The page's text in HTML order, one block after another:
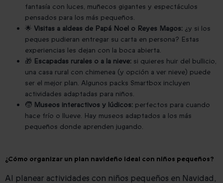
fantasía con luces, muñecos gigantes y espectáculos
pensados para los más pequeños.
🌟 Visitas a aldeas de Papá Noel o Reyes Magos: ¿y si los
peques pudieran entregar su carta en persona? Estas
experiencias les dejan con la boca abierta.
🎁 Escapadas rurales o a la nieve: si quieres huir del bullicio,
una casa rural con chimenea (y opción a ver nieve) puede
ser el mejor plan. Algunos packs Smartbox incluyen
actividades adaptadas para niños.
🧒 Museos interactivos y lúdicos: perfectos para cuando
hace frío o llueve. Hay museos adaptados a los más
pequeños donde aprenden jugando.
¿Cómo organizar un plan navideño ideal con niños pequeños?
Al planear actividades con niños pequeños en Navidad,